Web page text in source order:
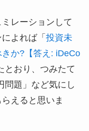
レーションして
よれば「 投資未
か?【答え: iDeCo
とおり、つみたて
問題」など気にし
えると思いま